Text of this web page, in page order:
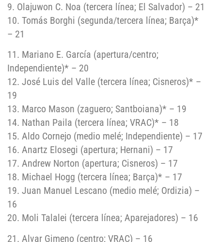
9. Olajuwon C. Noa (tercera línea; El Salvador) – 21
10. Tomás Borghi (segunda/tercera línea; Barça)*
– 21
11. Mariano E. García (apertura/centro;
Independiente)* – 20
12. José Luis del Valle (tercera línea; Cisneros)* –
19
13. Marco Mason (zaguero; Santboiana)* – 19
14. Nathan Paila (tercera línea; VRAC)* – 18
15. Aldo Cornejo (medio melé; Independiente) – 17
16. Anartz Elosegi (apertura; Hernani) – 17
17. Andrew Norton (apertura; Cisneros) – 17
18. Michael Hogg (tercera línea; Barça)* – 17
19. Juan Manuel Lescano (medio melé; Ordizia) –
16
20. Moli Talalei (tercera línea; Aparejadores) – 16
21. Alvar Gimeno (centro; VRAC) – 16